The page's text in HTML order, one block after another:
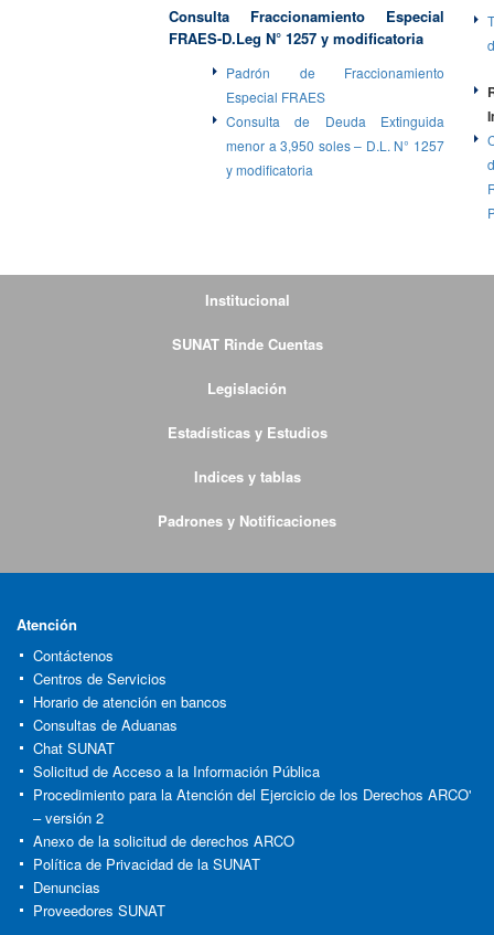
Consulta Fraccionamiento Especial
FRAES-D.Leg N° 1257 y modificatoria
Padrón de Fraccionamiento
Especial FRAES
Consulta de Deuda Extinguida
menor a 3,950 soles – D.L. N° 1257
y modificatoria
Institucional
SUNAT Rinde Cuentas
Legislación
Estadísticas y Estudios
Indices y tablas
Padrones y Notificaciones
Atención
Contáctenos
Centros de Servicios
Horario de atención en bancos
Consultas de Aduanas
Chat SUNAT
Solicitud de Acceso a la Información Pública
Procedimiento para la Atención del Ejercicio de los Derechos ARCO'
– versión 2
Anexo de la solicitud de derechos ARCO
Política de Privacidad de la SUNAT
Denuncias
Proveedores SUNAT